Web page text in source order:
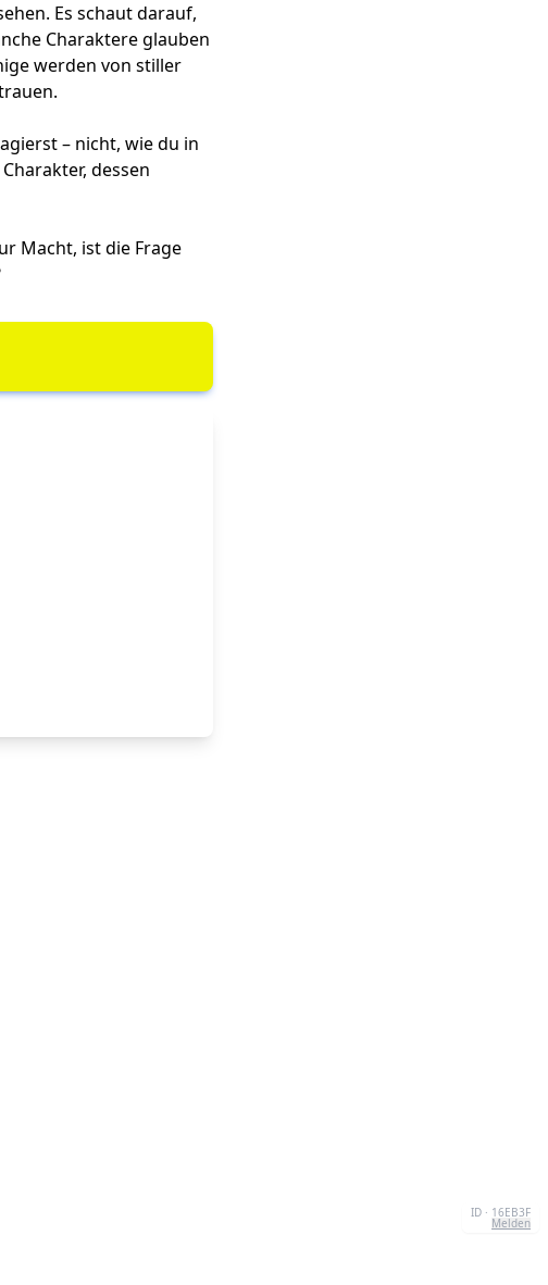
Es schaut darauf,
Charaktere glauben
werden von stiller
– nicht, wie du in
dessen
Macht, ist die Frage
ID · 16EB3F
Melden